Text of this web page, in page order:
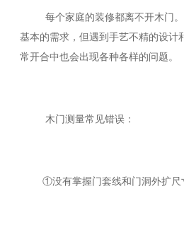
每个家庭的装修都离不开木门
基本的需求，但遇到手艺不精的设计
常开合中也会出现各种各样的问题。
木门测量常见错误：
①没有掌握门套线和门洞外扩尺